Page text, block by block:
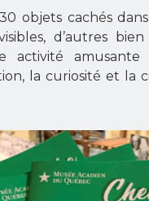
objets cachés
d’autres
activité
la curiosité et la